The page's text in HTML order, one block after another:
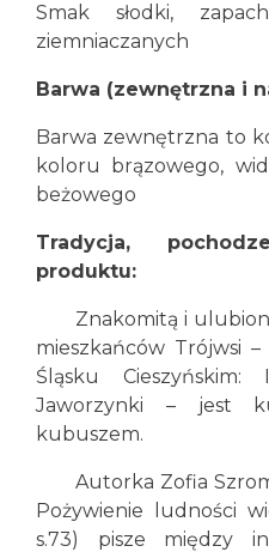
Smak słodki,
ziemniaczanych
Barwa (zewnętrzna i
Barwa zewnętrzna to
koloru brązowego,
beżowego
Tradycja,
produktu:
Znakomitą i
mieszkańców Trójwsi
Śląsku
Jaworzynki – jest
kubuszem.
Autorka Zofia
Pożywienie ludności
s.73) pisze między